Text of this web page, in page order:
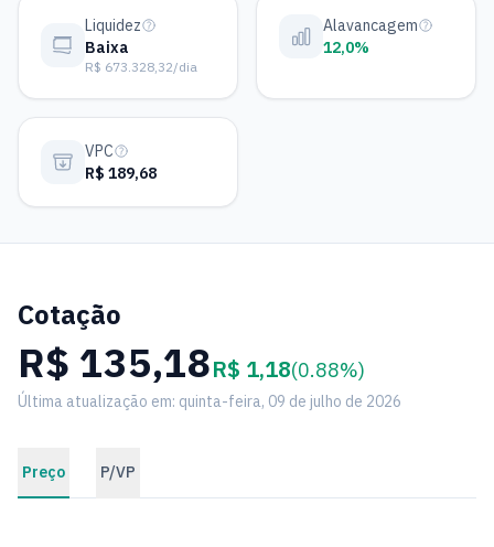
Liquidez
Baixa
R$ 673.328,32/dia
Alavancagem
12,0%
VPC
R$ 189,68
Cotação
R$ 135,18R$ 1,18(0.88%)
Última atualização em: quinta-feira, 09 de julho de 2026
Preço P/VP